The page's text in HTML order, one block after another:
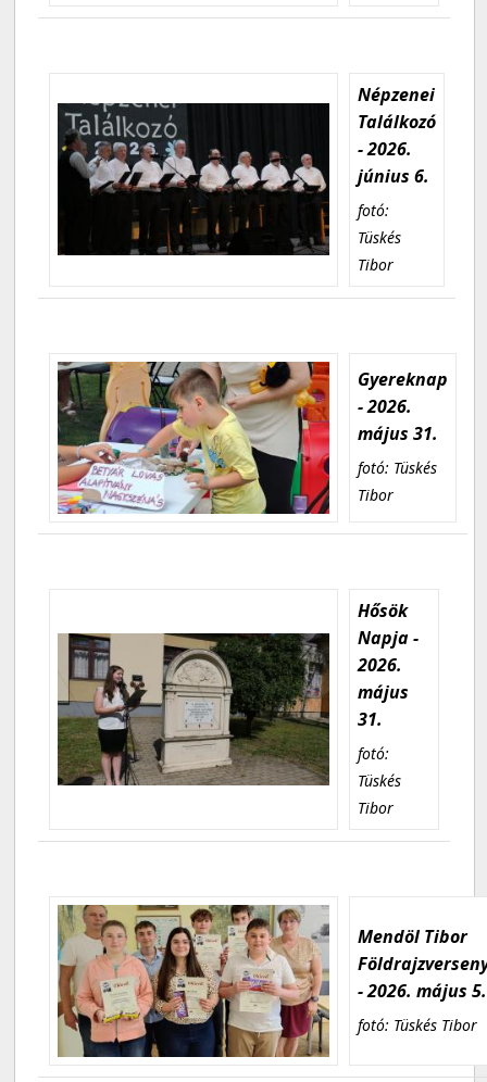
Népzenei
Találkozó
- 2026.
június 6.
fotó:
Tüskés
Tibor
Gyereknap
- 2026.
május 31.
fotó: Tüskés
Tibor
Hősök
Napja -
2026.
május
31.
fotó:
Tüskés
Tibor
Mendöl Tibor
- 2026. május 5.
fotó: Tüskés Tibor